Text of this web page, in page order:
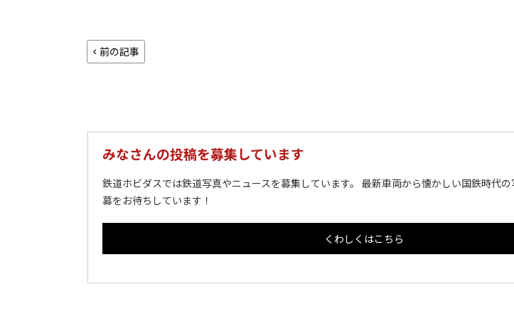
前の記事
みなさんの投稿を募集しています
鉄道ホビダスでは鉄道写真やニュースを募集しています。 最新車両から懐かしい国鉄時代
募をお待ちしています！
くわしくはこちら